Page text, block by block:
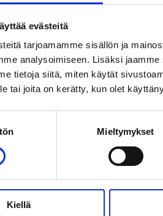
evästeitä
tarjoamamme sisällön ja
analysoimiseen. Lisäksi
tietoja siitä, miten käytät
tai joita on kerätty, kun olet
Mieltymykset
Kiellä
suositun nuuskan
kenelle sitten? Täysi-
sisustustyynyillä ja
Entäpä sitten maku? Miten
tupakan, käyttäjäksi? Maun
käytetään erilaisia
Savukkeissa
käyttö on yleistä ja
lakritsia, suklaata tai
Tupakkateollisuus pelaa
on silmänlumetta, aivan
tappaa puolet ja